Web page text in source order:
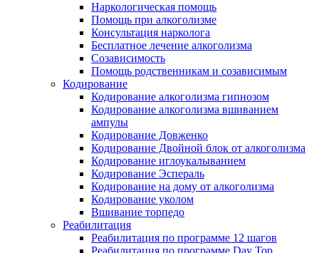
Наркологическая помощь
Помощь при алкоголизме
Консультация нарколога
Бесплатное лечение алкоголизма
Созависимость
Помощь родственникам и созависимым
Кодирование
Кодирование алкоголизма гипнозом
Кодирование алкоголизма вшиванием
ампулы
Кодирование Довженко
Кодирование Двойной блок от алкоголизма
Кодирование иглоукалыванием
Кодирование Эспераль
Кодирование на дому от алкоголизма
Кодирование уколом
Вшивание торпедо
Реабилитация
Реабилитация по программе 12 шагов
Реабилитация по программе Day Top